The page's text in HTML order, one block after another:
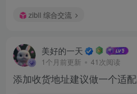
zibll 综合交流
美好的一天
1个月前更新 41次阅读
添加收货地址建议做一个适